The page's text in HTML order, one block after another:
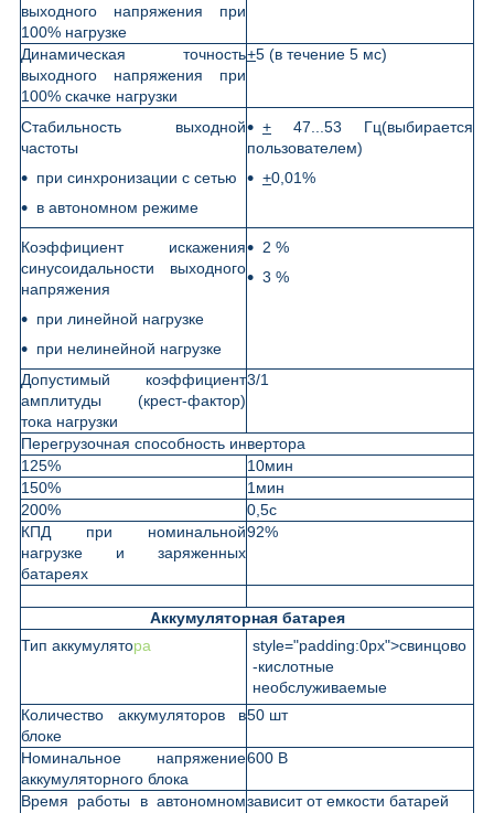
выходного напряжения при
100% нагрузке
Динамическая точность
выходного напряжения при
100% скачке нагрузки
+5 (в течение 5 мс)
Стабильность выходной
частоты
при синхронизации с сетью
в автономном режиме
+ 47...53 Гц(выбирается
пользователем)
+0,01%
Коэффициент искажения
синусоидальности выходного
напряжения
при линейной нагрузке
при нелинейной нагрузке
2 %
3 %
Допустимый коэффициент
амплитуды (крест-фактор)
тока нагрузки
3/1
Перегрузочная способность инвертора
125%
10мин
150%
1мин
200%
0,5с
КПД при номинальной
нагрузке и заряженных
батареях
92%
Аккумуляторная батарея
Тип аккумулятора
style="padding:0px">свинцово
-кислотные
необслуживаемые
Количество аккумуляторов в
блоке
50 шт
Номинальное напряжение
аккумуляторного блока
600 В
Время работы в автономномзависит от емкости батарей